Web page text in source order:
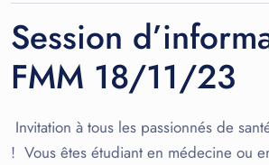
Session
FMM 18/11/23
Invitation à tous les passionnés de
! Vous êtes étudiant en médecine ou